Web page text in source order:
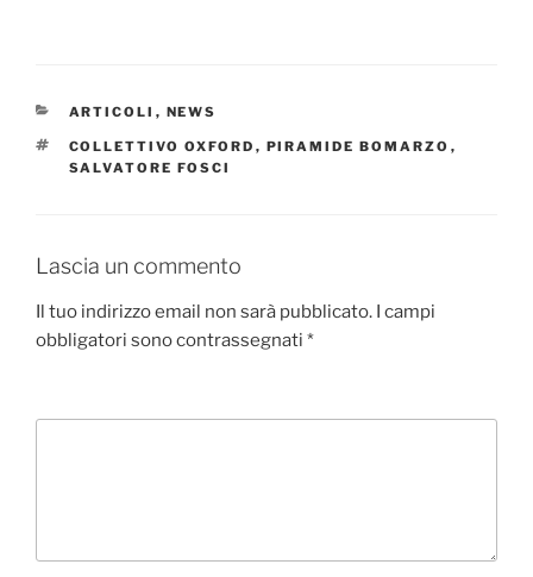
CATEGORIE
ARTICOLI , NEWS
TAG
COLLETTIVO OXFORD , PIRAMIDE BOMARZO ,
SALVATORE FOSCI
Lascia un commento
Il tuo indirizzo email non sarà pubblicato. I campi
obbligatori sono contrassegnati *